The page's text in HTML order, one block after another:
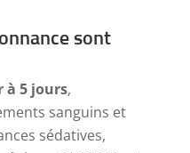
sont
à 5 jours,
sanguins et
sédatives,